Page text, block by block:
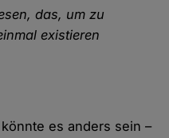
das, um zu
existieren
es anders sein –